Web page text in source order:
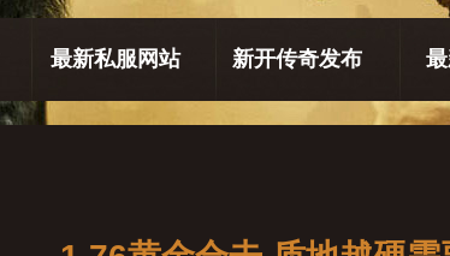
最新私服网站 新开传奇发布